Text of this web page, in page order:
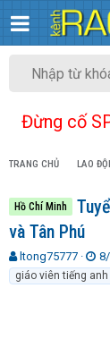
Đừng cố
TRANG CHỦ LAO
Hồ Chí Minh
và Tân Phú
T
h
r
ltong75777
N
g
à
giáo viên tiếng anh